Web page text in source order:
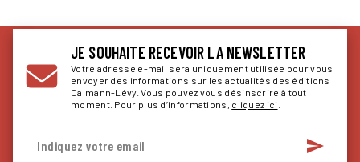
JE SOUHAITE RECEVOIR LA NEWSLETTER
Votre adresse e-mail sera uniquement utilisée pour vous
envoyer des informations sur les actualités des éditions
Calmann-Lévy. Vous pouvez vous désinscrire à tout
moment. Pour plus d’informations, cliquez ici
Indiquez votre email send